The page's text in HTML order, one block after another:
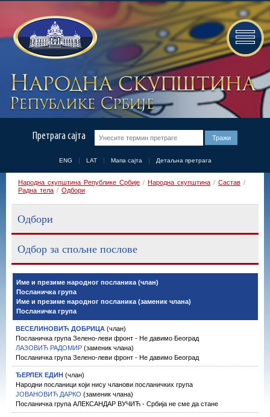
Претрага сајта
ENG LAT Мапа сајта Детаљна претрага
Народна скупштина Републике Србије / Народна скупштина / Састав /
Радна тела / Одбори
Одбори
Одбор за спољне послове
Име и презиме народног посланика (члан)
Посланичка група
Име и презиме народног посланика (заменик члана)
Посланичка група
ВЕСЕЛИНОВИЋ ДОБРИЦА (члан)
Посланичка група Зелено-леви фронт - Не давимо Београд
ЛАЗОВИЋ РАДОМИР (заменик члана)
Посланичка група Зелено-леви фронт - Не давимо Београд
ЂЕРЛЕК ЕДИН (члан)
Народни посланици који нису чланови посланичких група
ЈОВАНОВИЋ ДАРКО (заменик члана)
Посланичка група АЛЕКСАНДАР ВУЧИЋ - Србија не сме да стане